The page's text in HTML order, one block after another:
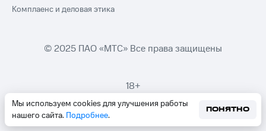
Мы используем cookies для улучшения работы
нашего сайта. Подробнее.
ПОНЯТНО
Комплаенс и деловая этика
© 2025 ПАО «МТС» Все права защищены
18+